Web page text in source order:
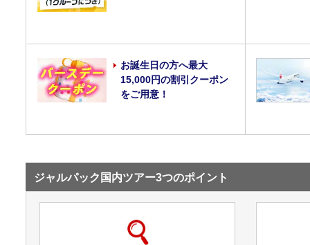
お誕生日の方へ最大
15,000円の割引クーポン
をご用意！
ジャルパック国内ツアー3つのポイント